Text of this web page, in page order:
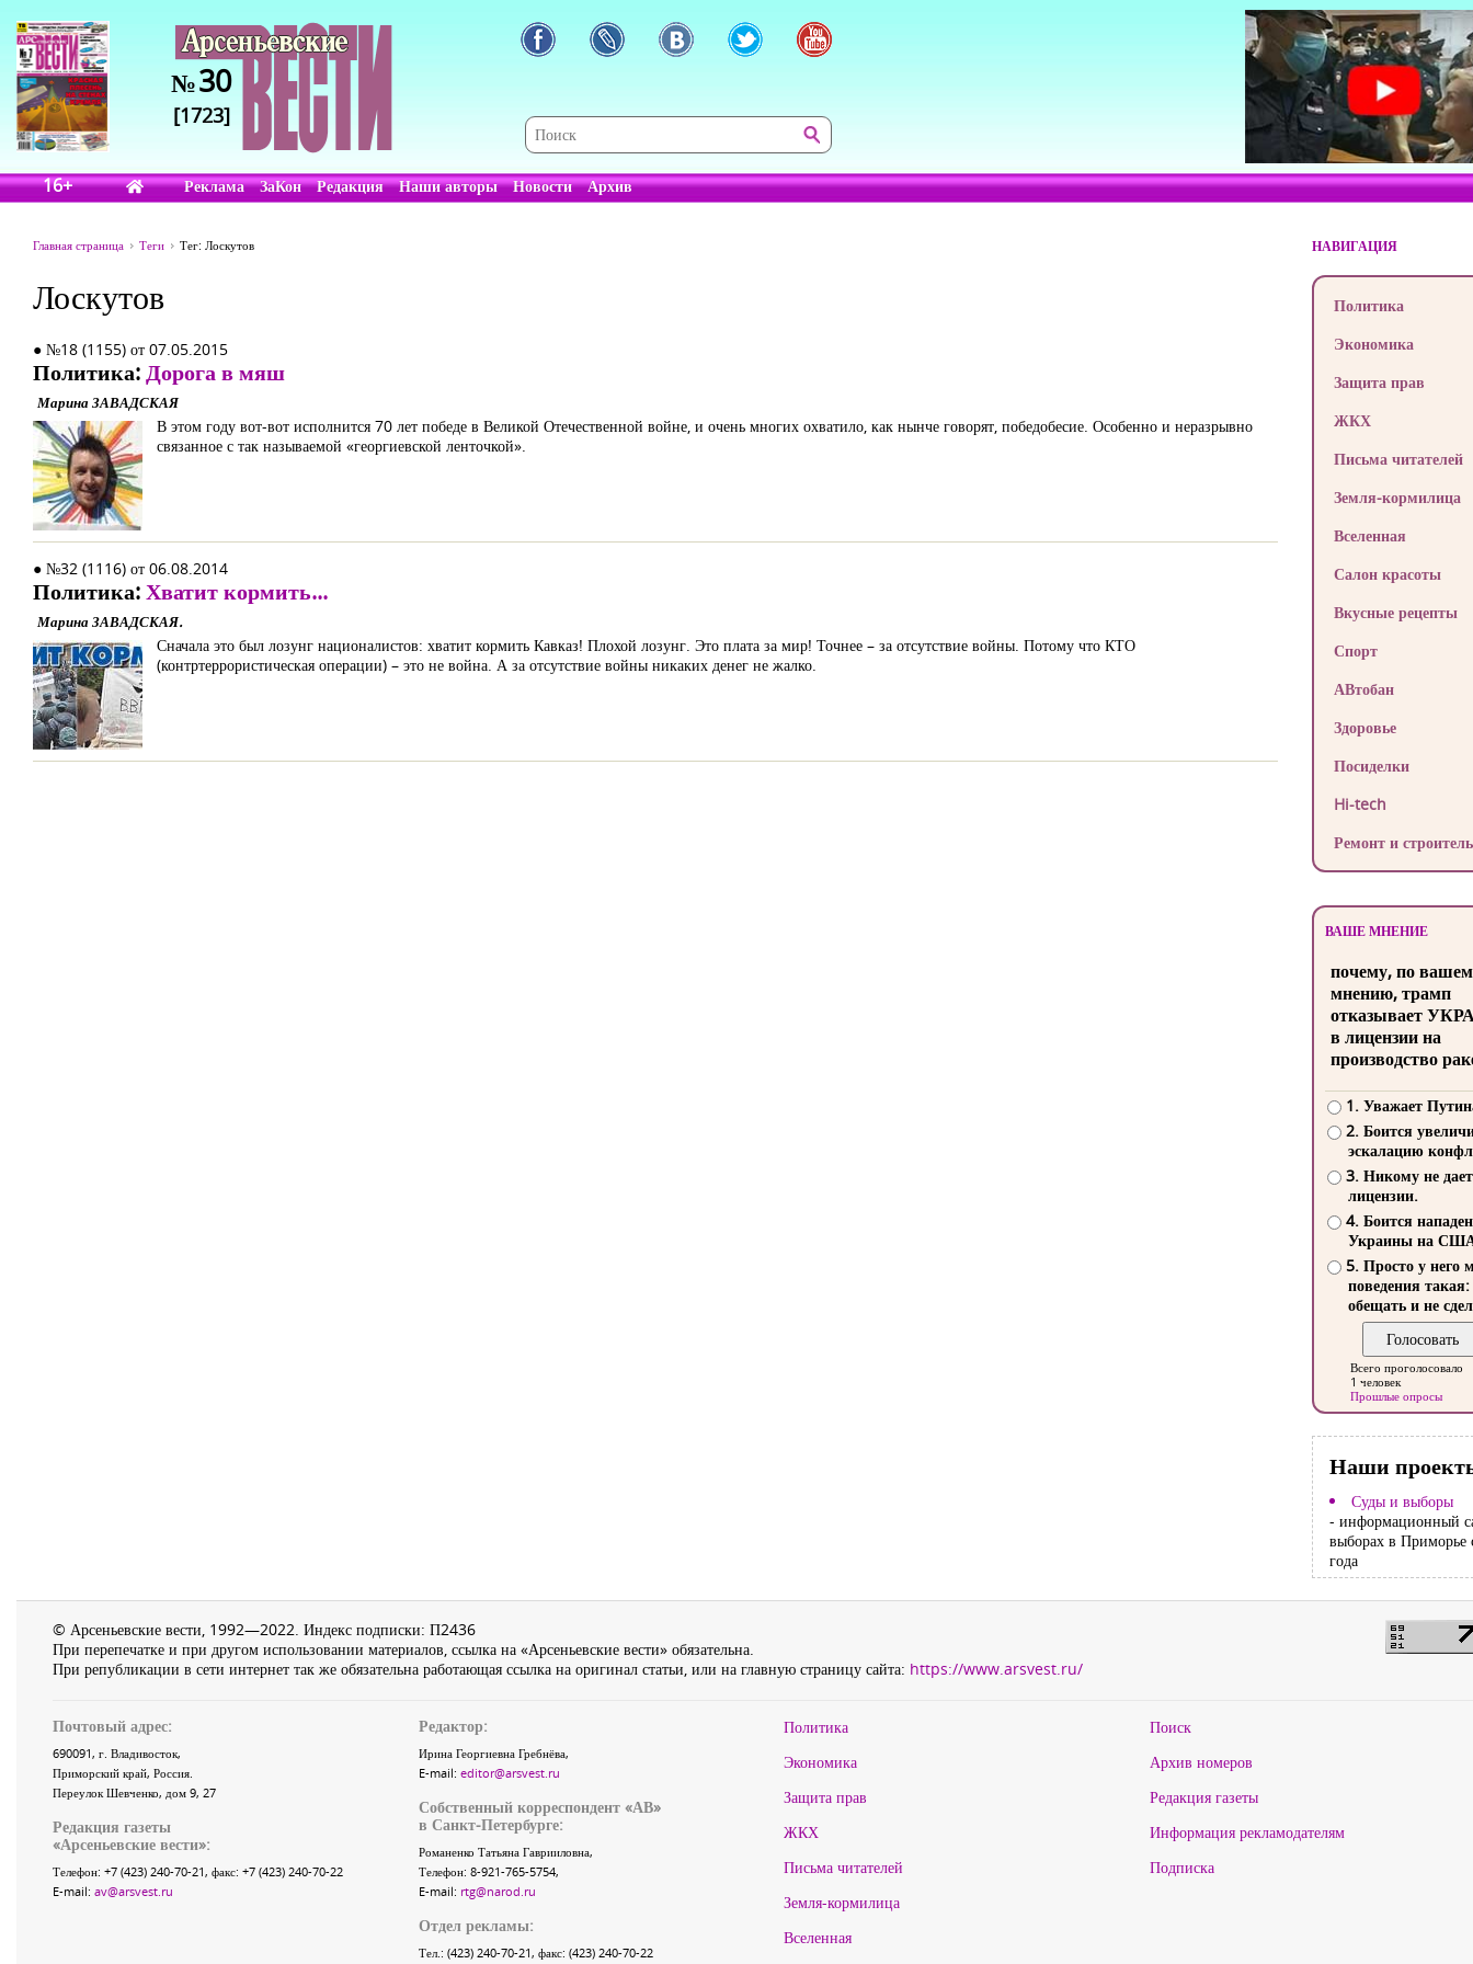
№30
[1723]
16+ Реклама ЗаКон Редакция Наши авторы Новости Архив
Главная страница Теги Тег: Лоскутов
Лоскутов
● №18 (1155) от 07.05.2015
Политика:Дорога в мяш
Марина ЗАВАДСКАЯ
В этом году вот-вот исполнится 70 лет победе в Великой Отечественной войне, и очень многих охватило, как нынче говорят, победобесие. Особенно и неразрывно
связанное с так называемой «георгиевской ленточкой».
● №32 (1116) от 06.08.2014
Политика:Хватит кормить...
Марина ЗАВАДСКАЯ.
Сначала это был лозунг националистов: хватит кормить Кавказ! Плохой лозунг. Это плата за мир! Точнее – за отсутствие войны. Потому что КТО
(контртеррористическая операции) – это не война. А за отсутствие войны никаких денег не жалко.
НАВИГАЦИЯ
Политика
Экономика
Защита прав
ЖКХ
Письма читателей
Земля-кормилица
Вселенная
Салон красоты
Вкусные рецепты
Спорт
АВтобан
Здоровье
Посиделки
Hi-tech
Ремонт и
ВАШЕ МНЕНИЕ
почему, по
мнению, трамп
отказывает
в лицензии на
производство
1. Уважает
2. Боится
эскалацию
3. Никому не
лицензии.
4. Боится
Украины на
5. Просто у него
поведения такая:
обещать и не
Всего проголосовало
1 человек
Прошлые опросы
Наши
Суды и выборы
- информационный
выборах в Приморье
года
© Арсеньевские вести, 1992—2022. Индекс подписки: П2436
При перепечатке и при другом использовании материалов, ссылка на «Арсеньевские вести» обязательна.
При републикации в сети интернет так же обязательна работающая ссылка на оригинал статьи, или на главную страницу сайта: https://www.arsvest.ru/
Почтовый адрес:
690091, г. Владивосток,
Приморский край, Россия.
Переулок Шевченко, дом 9, 27
Редакция газеты
«Арсеньевские вести»:
Телефон: +7 (423) 240-70-21, факс: +7 (423) 240-70-22
E-mail: av@arsvest.ru
Редактор:
Ирина Георгиевна Гребнёва,
E-mail: editor@arsvest.ru
Собственный корреспондент «АВ»
в Санкт-Петербурге:
Романенко Татьяна Гаврииловна,
Телефон: 8-921-765-5754,
E-mail: rtg@narod.ru
Отдел рекламы:
Тел.: (423) 240-70-21, факс: (423) 240-70-22
Политика
Экономика
Защита прав
ЖКХ
Письма читателей
Земля-кормилица
Вселенная
Поиск
Архив номеров
Редакция газеты
Информация рекламодателям
Подписка